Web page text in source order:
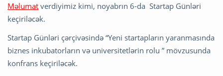
Məlumat verdiyimiz kimi, noyabrın 6-da Startap Günləri
keçiriləcək.
Startap Günləri çərçivəsində “Yeni startapların yaranmasında
biznes inkubatorların və universitetlərin rolu ” mövzusunda
konfrans keçiriləcək.